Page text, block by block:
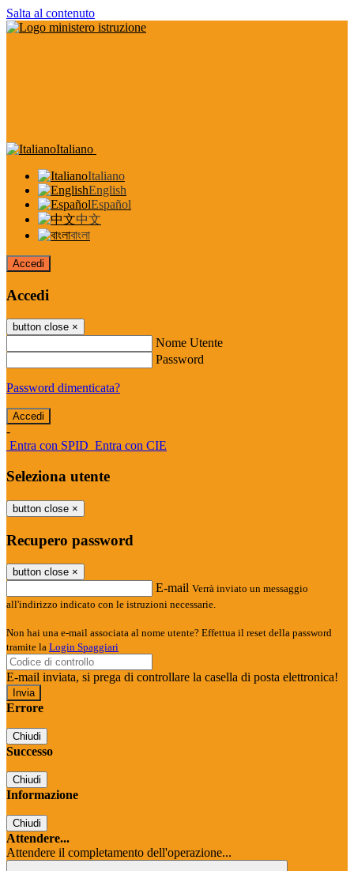
Salta al contenuto
Italiano
Italiano
English
Español
中文
বাংলা
Accedi
Accedi
button close ×
Nome Utente
Password
Password dimenticata?
-
Entra con SPID Entra con CIE
Seleziona utente
button close ×
Recupero password
button close ×
E-mail Verrà inviato un messaggio
all'indirizzo indicato con le istruzioni necessarie.
Non hai una e-mail associata al nome utente? Effettua il reset della password
tramite la Login Spaggiari
E-mail inviata, si prega di controllare la casella di posta elettronica!
Errore
Chiudi
Successo
Chiudi
Informazione
Chiudi
Attendere...
Attendere il completamento dell'operazione...